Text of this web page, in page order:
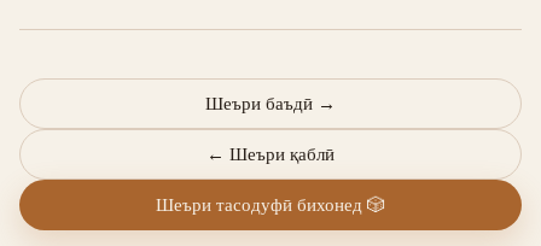
← Шеъри қаблӣ
Шеъри баъдӣ →
Шеъри тасодуфӣ бихонед 🎲